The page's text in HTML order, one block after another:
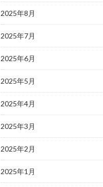
2025年8月
2025年7月
2025年6月
2025年5月
2025年4月
2025年3月
2025年2月
2025年1月